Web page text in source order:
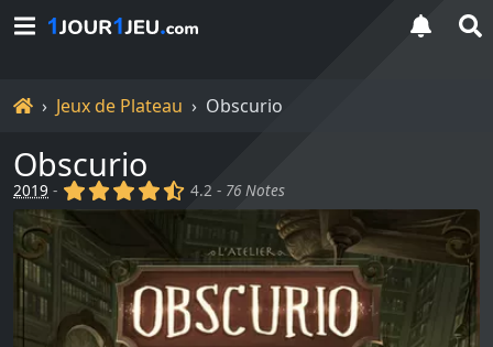
Accueil
Jeux de Plateau Obscurio
Obscurio
2019 - (x) (x) (x) (x) (,)
4.2 - 76 Notes